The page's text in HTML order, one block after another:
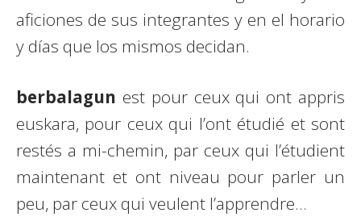
aficiones de sus integrantes y en el horario
y días que los mismos decidan.
berbalagun est pour ceux qui ont appris
euskara, pour ceux qui l’ont étudié et sont
restés a mi-chemin, par ceux qui l’étudient
maintenant et ont niveau pour parler un
peu, par ceux qui veulent l’apprendre…